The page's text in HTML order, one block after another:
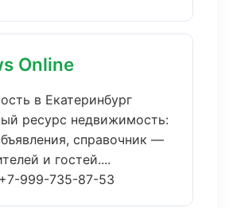
Online
в Екатеринбург
ресурс недвижимость:
справочник —
и гостей....
+7-999-735-87-53